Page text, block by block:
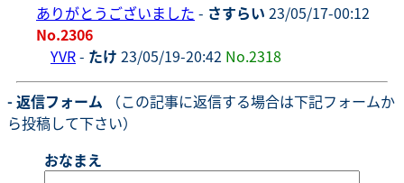
ありがとうございました - さすらい 23/05/17-00:12
No.2306
YVR- たけ 23/05/19-20:42 No.2318
- 返信フォーム （この記事に返信する場合は下記フォームか
ら投稿して下さい）
おなまえ